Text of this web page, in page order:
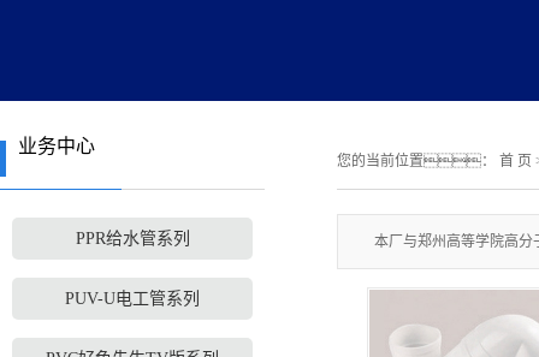
业务中心
PPR给水管系列
PUV-U电工管系列
您的当前位置： 首 页
本厂与郑州高等学院